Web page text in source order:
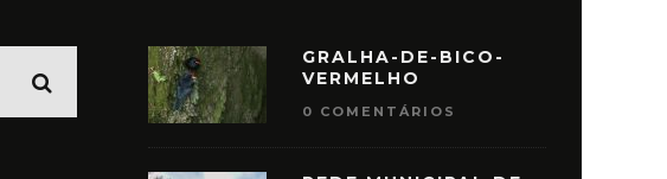
GRALHA-DE-BICO-
VERMELHO
0 COMENTÁRIOS